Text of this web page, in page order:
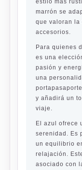
estilo más
marrón se
que valoran la
accesorios.
Para quienes
es una
pasión y
una
y añadirá un
viaje.
El azul
ofrece
serenidad. Es
un equilibrio
relajación.
asociado con